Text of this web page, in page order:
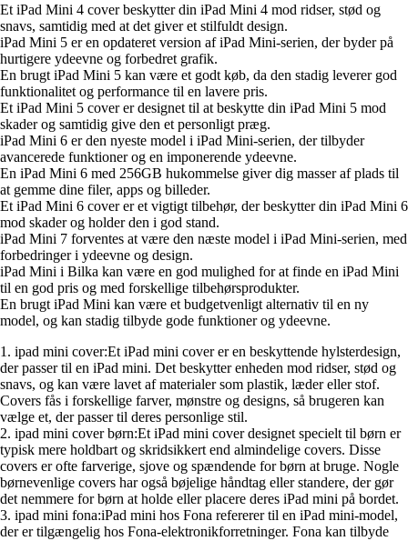
Et iPad Mini 4 cover beskytter din iPad Mini 4 mod ridser, stød og
snavs, samtidig med at det giver et stilfuldt design.
iPad Mini 5 er en opdateret version af iPad Mini-serien, der byder på
hurtigere ydeevne og forbedret grafik.
En brugt iPad Mini 5 kan være et godt køb, da den stadig leverer god
funktionalitet og performance til en lavere pris.
Et iPad Mini 5 cover er designet til at beskytte din iPad Mini 5 mod
skader og samtidig give den et personligt præg.
iPad Mini 6 er den nyeste model i iPad Mini-serien, der tilbyder
avancerede funktioner og en imponerende ydeevne.
En iPad Mini 6 med 256GB hukommelse giver dig masser af plads til
at gemme dine filer, apps og billeder.
Et iPad Mini 6 cover er et vigtigt tilbehør, der beskytter din iPad Mini 6
mod skader og holder den i god stand.
iPad Mini 7 forventes at være den næste model i iPad Mini-serien, med
forbedringer i ydeevne og design.
iPad Mini i Bilka kan være en god mulighed for at finde en iPad Mini
til en god pris og med forskellige tilbehørsprodukter.
En brugt iPad Mini kan være et budgetvenligt alternativ til en ny
model, og kan stadig tilbyde gode funktioner og ydeevne.
1. ipad mini cover:Et iPad mini cover er en beskyttende hylsterdesign,
der passer til en iPad mini. Det beskytter enheden mod ridser, stød og
snavs, og kan være lavet af materialer som plastik, læder eller stof.
Covers fås i forskellige farver, mønstre og designs, så brugeren kan
vælge et, der passer til deres personlige stil.
2. ipad mini cover børn:Et iPad mini cover designet specielt til børn er
typisk mere holdbart og skridsikkert end almindelige covers. Disse
covers er ofte farverige, sjove og spændende for børn at bruge. Nogle
børnevenlige covers har også bøjelige håndtag eller standere, der gør
det nemmere for børn at holde eller placere deres iPad mini på bordet.
3. ipad mini fona:iPad mini hos Fona refererer til en iPad mini-model,
der er tilgængelig hos Fona-elektronikforretninger. Fona kan tilbyde